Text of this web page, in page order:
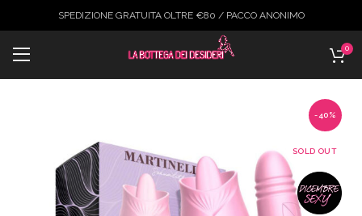
SPEDIZIONE GRATUITA OLTRE €80 / PACCO ANONIMO
0
-40%
SOLD OUT